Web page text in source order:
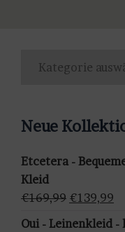
auf
werden
g
r
i
e
a
Neue
Etcetera -
Kleid
€169,99
Preis
€139,99
Oui - Leinenkleid -